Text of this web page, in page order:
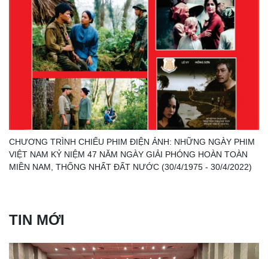
CHƯƠNG TRÌNH CHIẾU PHIM ĐIỆN ẢNH: NHỮNG NGÀY PHIM
VIỆT NAM KỶ NIỆM 47 NĂM NGÀY GIẢI PHÓNG HOÀN TOÀN
MIỀN NAM, THỐNG NHẤT ĐẤT NƯỚC (30/4/1975 - 30/4/2022)
TIN MỚI